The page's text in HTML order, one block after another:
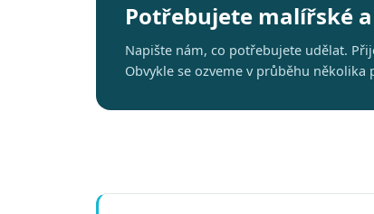
Potřebujete malířské
Napište nám, co potřebujete udělat.
Obvykle se ozveme v průběhu několika